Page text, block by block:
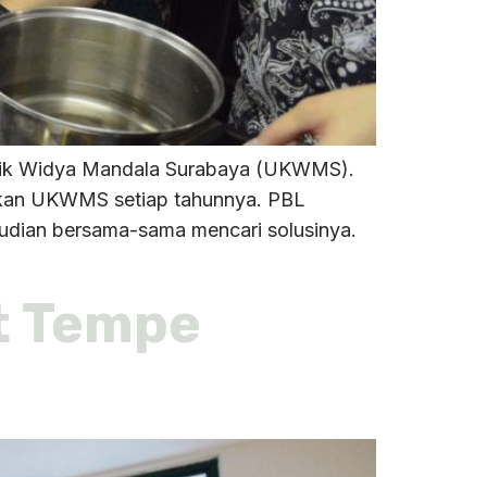
Widya Mandala Surabaya (UKWMS).
UKWMS setiap tahunnya. PBL
bersama-sama mencari solusinya.